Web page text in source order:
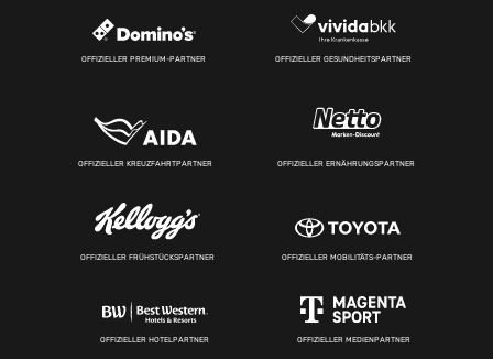
OFFIZIELLER PREMIUM-PARTNER OFFIZIELLER GESUNDHEITSPARTNER
OFFIZIELLER KREUZFAHRTPARTNER OFFIZIELLER ERNÄHRUNGSPARTNER
OFFIZIELLER FRÜHSTÜCKSPARTNER OFFIZIELLER MOBILITÄTS-PARTNER
OFFIZIELLER HOTELPARTNER OFFIZIELLER MEDIENPARTNER